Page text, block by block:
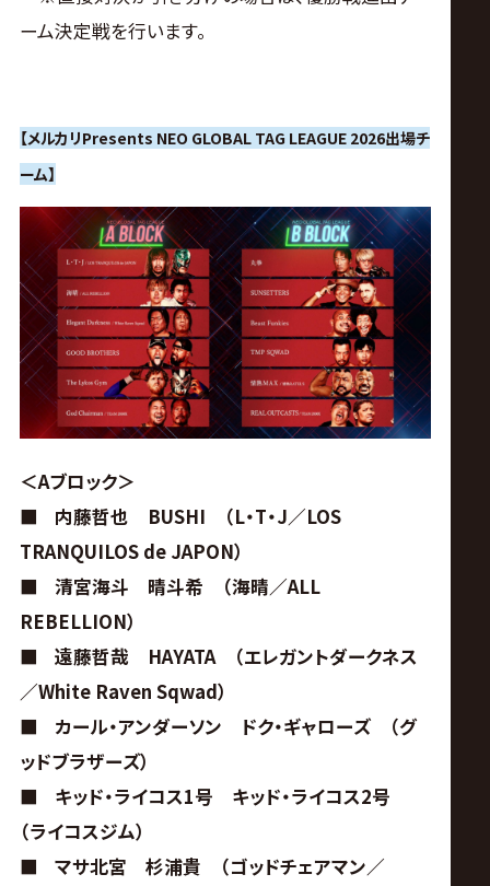
ーム決定戦を行います。
【メルカリPresents NEO GLOBAL TAG LEAGUE 2026出場チ
ーム】
＜Aブロック＞
■
内藤哲也 BUSHI （L・T・J／LOS
TRANQUILOS de JAPON）
■
清宮海斗 晴斗希 （海晴／ALL
REBELLION）
■
遠藤哲哉 HAYATA （エレガントダークネス
／White Raven Sqwad）
■
カール・アンダーソン ドク・ギャローズ （グ
ッドブラザーズ）
■
キッド・ライコス1号 キッド・ライコス2号
（ライコスジム）
■
マサ北宮 杉浦貴 （ゴッドチェアマン／